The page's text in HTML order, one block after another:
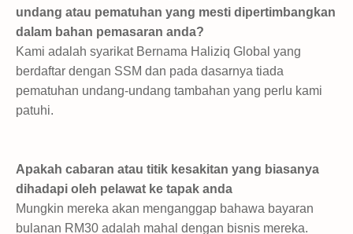
undang atau pematuhan yang mesti dipertimbangkan
dalam bahan pemasaran anda?
Kami adalah syarikat Bernama Haliziq Global yang
berdaftar dengan SSM dan pada dasarnya tiada
pematuhan undang-undang tambahan yang perlu kami
patuhi.
Apakah cabaran atau titik kesakitan yang biasanya
dihadapi oleh pelawat ke tapak anda
Mungkin mereka akan menganggap bahawa bayaran
bulanan RM30 adalah mahal dengan bisnis mereka.